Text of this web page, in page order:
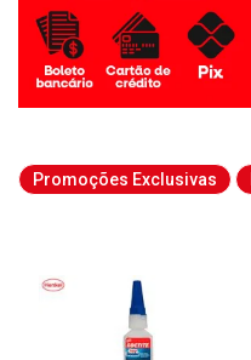
Promoções Exclusivas